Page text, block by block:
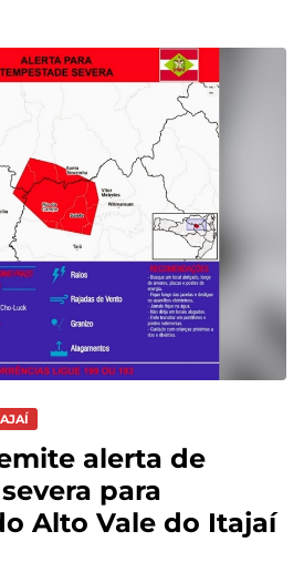
alerta de
para
Alto Vale do Itajaí